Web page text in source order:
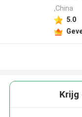
,China
5.0
Krijg